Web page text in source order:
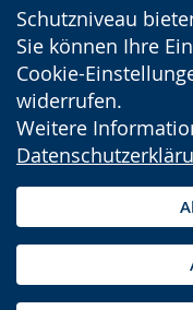
Schutzniveau
Sie können Ihre
Cookie-
widerrufen.
Weitere